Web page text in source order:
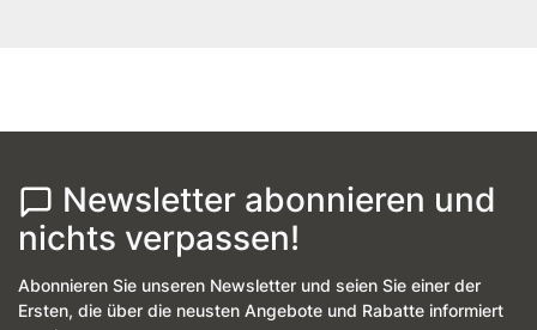
Newsletter abonnieren und
nichts verpassen!
Abonnieren Sie unseren Newsletter und seien Sie einer der
Ersten, die über die neusten Angebote und Rabatte informiert